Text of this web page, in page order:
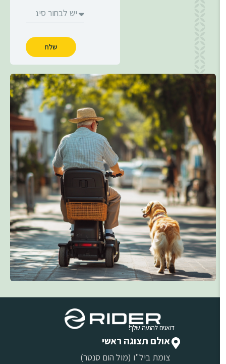
שלח
דואגים להנעה שלך!
אולם תצוגה ראשי
צומת ביל"ו (מול הום סנטר)